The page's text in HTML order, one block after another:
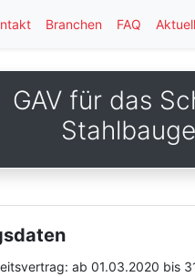
Branchen FAQ Aktuell
GAV für das
ab 01.03.2020 bis